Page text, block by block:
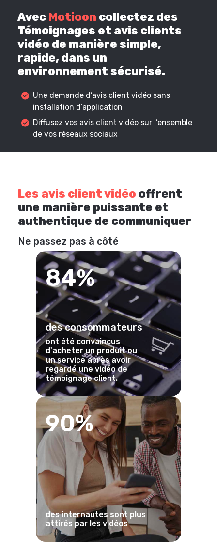
Avec Motioon collectez des
Témoignages et avis clients
vidéo de manière simple,
rapide, dans un
environnement sécurisé.
Une demande d’avis client vidéo sans
installation d’application
Diffusez vos avis client vidéo sur l’ensemble
de vos réseaux sociaux
Les avis client vidéo offrent
une manière puissante et
authentique de communiquer
Ne passez pas à côté
84%
des consommateurs
ont été convaincus
d'acheter un produit ou
un service après avoir
regardé une vidéo de
témoignage client.
90%
des internautes sont plus
attirés par les vidéos